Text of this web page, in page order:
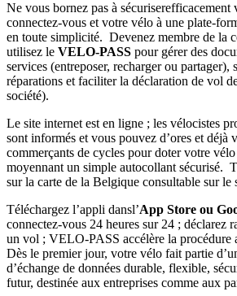
Ne vous bornez pas à sécuriserefficacement
connectez-vous et votre vélo à une plate-
en toute simplicité. Devenez membre de la
utilisez le VELO-PASS pour gérer des
services (entreposer, recharger ou partager),
réparations et faciliter la déclaration de vol
société).
Le site internet est en ligne ; les vélocistes
sont informés et vous pouvez d’ores et déjà
commerçants de cycles pour doter votre
moyennant un simple autocollant sécurisé.
sur la carte de la Belgique consultable sur le
Téléchargez l’appli dansl’App Store ou
connectez-vous 24 heures sur 24 ; déclarez
un vol ; VELO-PASS accélère la procédure
Dès le premier jour, votre vélo fait partie
d’échange de données durable, flexible,
futur, destinée aux entreprises comme aux